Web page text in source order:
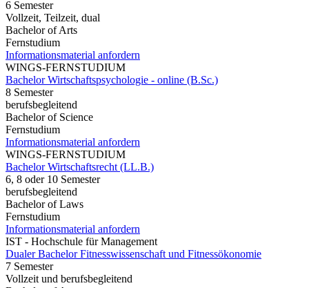
6 Semester
Vollzeit, Teilzeit, dual
Bachelor of Arts
Fernstudium
Informationsmaterial anfordern
WINGS-FERNSTUDIUM
Bachelor Wirtschaftspsychologie - online (B.Sc.)
8 Semester
berufsbegleitend
Bachelor of Science
Fernstudium
Informationsmaterial anfordern
WINGS-FERNSTUDIUM
Bachelor Wirtschaftsrecht (LL.B.)
6, 8 oder 10 Semester
berufsbegleitend
Bachelor of Laws
Fernstudium
Informationsmaterial anfordern
IST - Hochschule für Management
Dualer Bachelor Fitnesswissenschaft und Fitnessökonomie
7 Semester
Vollzeit und berufsbegleitend